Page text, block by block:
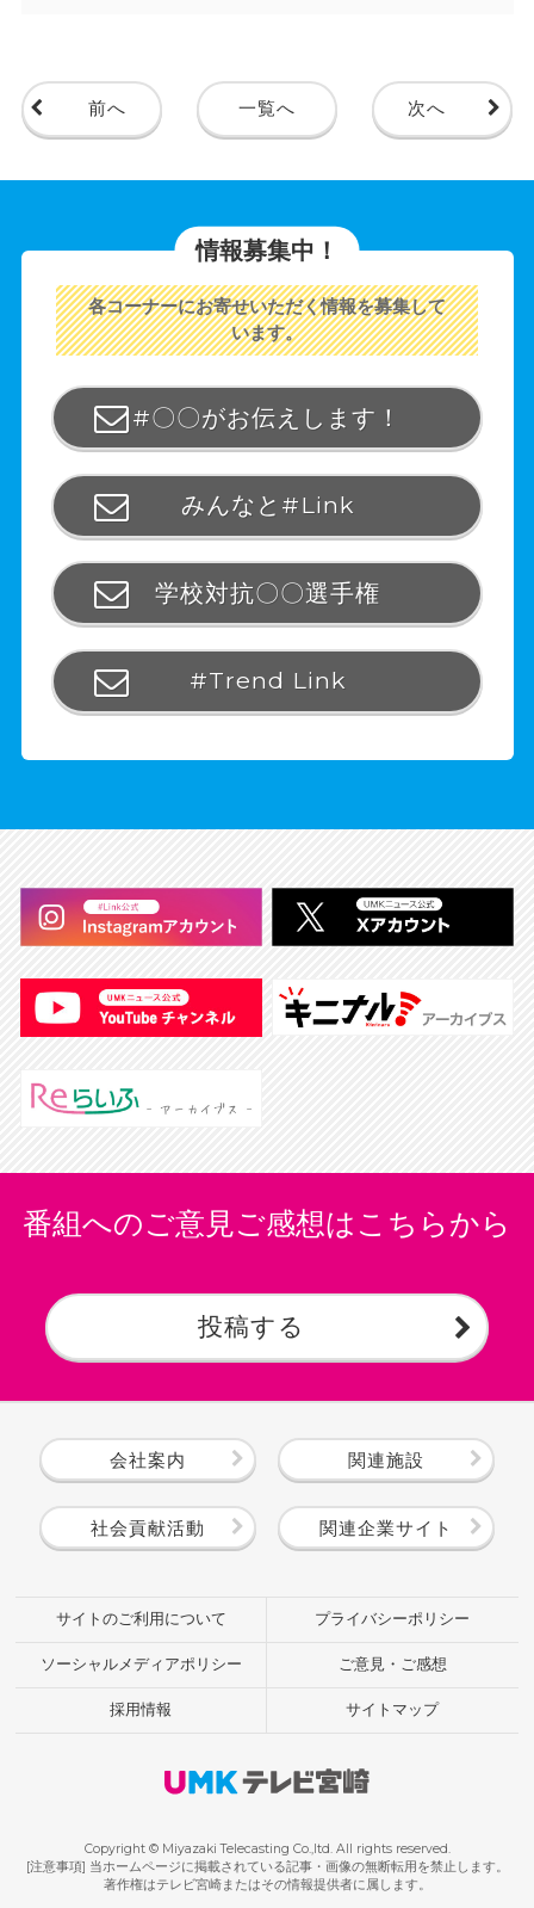
前へ 一覧へ 次へ
情報募集中！
各コーナーにお寄せいただく情報を募集して
います。
#〇〇がお伝えします！
みんなと#Link
学校対抗〇〇選手権
#Trend Link
番組へのご意見ご感想はこちらから
投稿する
会社案内 関連施設
社会貢献活動 関連企業サイト
サイトのご利用について プライバシーポリシー
ソーシャルメディアポリシー ご意見・ご感想
採用情報 サイトマップ
Copyright © Miyazaki Telecasting Co.,ltd. All rights reserved.
[注意事項] 当ホームページに掲載されている記事・画像の無断転用を禁止します。
著作権はテレビ宮崎またはその情報提供者に属します。